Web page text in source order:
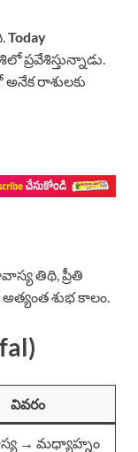
Today
ప్రవేశిస్తున్నాడు.
అనేక రాశులకు
తిథి, ప్రీతి
శుభ కాలం.
వివరం
→ మధ్యాహ్నం